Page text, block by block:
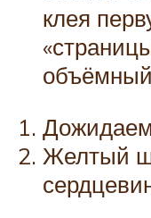
клея
Желтый